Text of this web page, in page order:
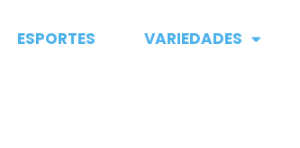
ESPORTES VARIEDADES